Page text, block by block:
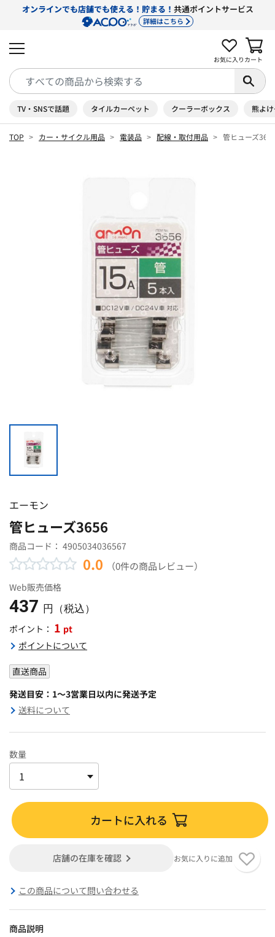
オンラインでも店舗でも使える！貯まる！ 共通ポイントサービス
詳細はこちら
お気に入り カート
TV・SNSで話題 タイルカーペット クーラーボックス 熊よ
TOP カー・サイクル用品 電装品 配線・取付用品 管ヒューズ
エーモン
管ヒューズ3656
商品コード： 4905034036567
0.0 （0件の商品レビュー）
Web販売価格
437 円（税込）
ポイント： 1 pt
ポイントについて
直送商品
発送目安：1～3営業日以内に発送予定
送料について
数量
カートに入れる
店舗の在庫を確認 お気に入りに追加
この商品について問い合わせる
商品説明